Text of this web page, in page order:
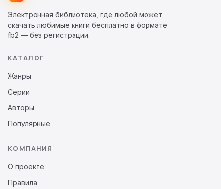
Электронная библиотека, где любой может
скачать любимые книги бесплатно в формате
fb2 — без регистрации.
КАТАЛОГ
Жанры
Серии
Авторы
Популярные
КОМПАНИЯ
О проекте
Правила